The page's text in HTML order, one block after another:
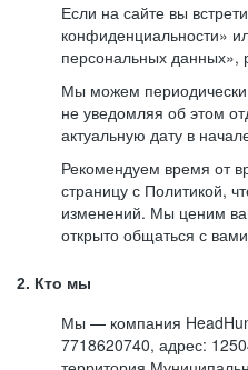
Если на сайте вы
конфиденциальности»
персональных данных»,
Мы можем периодически
не уведомляя об этом
актуальную дату в
Рекомендуем время от
страницу с Политикой,
изменений. Мы ценим
открыто общаться с
2. Кто мы
Мы — компания
7718620740, адрес: